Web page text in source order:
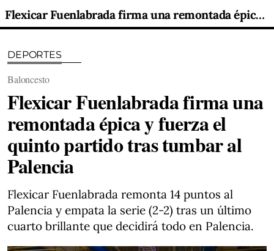
Flexicar Fuenlabrada firma una remontada épica y fuerza el quinto partido tras tumbar al Palencia
DEPORTES
Baloncesto
Flexicar Fuenlabrada firma una
remontada épica y fuerza el
quinto partido tras tumbar al
Palencia
Flexicar Fuenlabrada remonta 14 puntos al
Palencia y empata la serie (2-2) tras un último
cuarto brillante que decidirá todo en Palencia.